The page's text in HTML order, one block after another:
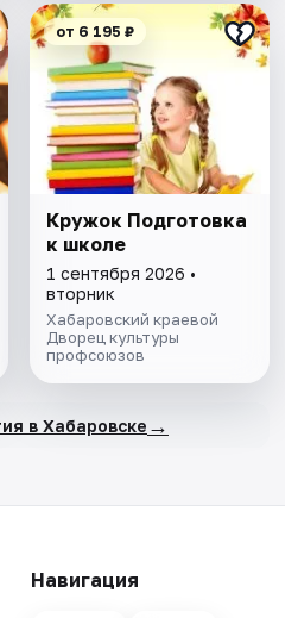
от 6 195 ₽
Кружок Подготовка
к школе
1 сентября 2026 •
вторник
Хабаровский краевой
Дворец культуры
профсоюзов
в Хабаровске →
Навигация